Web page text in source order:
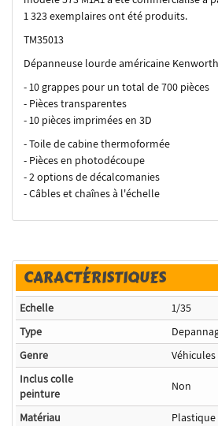
1 323 exemplaires ont été produits.
TM35013
Dépanneuse lourde américaine
- 10 grappes pour un total de 700 pièces
- Pièces transparentes
- 10 pièces imprimées en 3D
- Toile de cabine thermoformée
- Pièces en photodécoupe
- 2 options de décalcomanies
- Câbles et chaînes à l'échelle
CARACTÉRISTIQUES
Echelle
1/35
Type
Genre
Inclus colle
peinture
Non
Matériau